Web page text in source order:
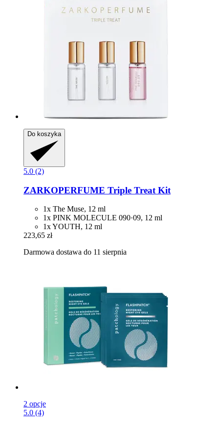
Do koszyka
5.0 (2)
ZARKOPERFUME Triple Treat Kit
1x The Muse, 12 ml
1x PINK MOLECULE 090·09, 12 ml
1x YOUTH, 12 ml
223,65 zł
Darmowa dostawa do 11 sierpnia
2 opcje
5.0 (4)